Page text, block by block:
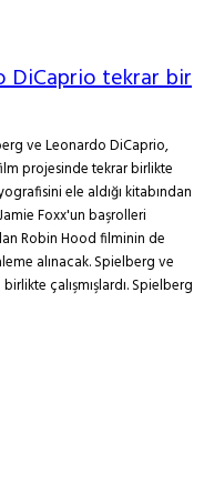
DiCaprio tekrar bir
ve Leonardo DiCaprio,
projesinde tekrar birlikte
ele aldığı kitabından
Foxx'un başrolleri
Robin Hood filminin de
alınacak. Spielberg ve
çalışmışlardı. Spielberg